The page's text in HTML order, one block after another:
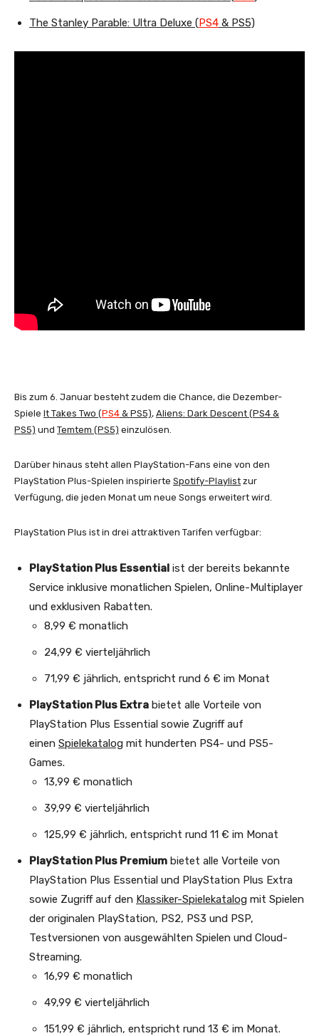
The Stanley Parable: Ultra Deluxe (PS4 & PS5)
Bis zum 6. Januar besteht zudem die Chance, die Dezember-
Spiele It Takes Two (PS4 & PS5), Aliens: Dark Descent (PS4 &
PS5) und Temtem (PS5) einzulösen.
Darüber hinaus steht allen PlayStation-Fans eine von den
PlayStation Plus-Spielen inspirierte Spotify-Playlist zur
Verfügung, die jeden Monat um neue Songs erweitert wird.
PlayStation Plus ist in drei attraktiven Tarifen verfügbar:
PlayStation Plus Essential ist der bereits bekannte
Service inklusive monatlichen Spielen, Online-Multiplayer
und exklusiven Rabatten.
​8,99 € monatlich
24,99 € vierteljährlich
71,99 € jährlich, entspricht rund 6 € im Monat​
PlayStation Plus Extra bietet alle Vorteile von
PlayStation Plus Essential sowie Zugriff auf
einen Spielekatalog mit hunderten PS4- und PS5-
Games.
13,99 € monatlich
39,99 € vierteljährlich
125,99 € jährlich, entspricht rund 11 € im Monat​
PlayStation Plus Premium bietet alle Vorteile von
PlayStation Plus Essential und PlayStation Plus Extra
sowie Zugriff auf den Klassiker-Spielekatalog mit Spielen
der originalen PlayStation, PS2, PS3 und PSP,
Testversionen von ausgewählten Spielen und Cloud-
Streaming.
16,99 € monatlich
49,99 € vierteljährlich
151,99 € jährlich, entspricht rund 13 € im Monat.